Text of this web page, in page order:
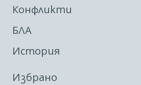
Конфликти
БЛА
История
Избрано